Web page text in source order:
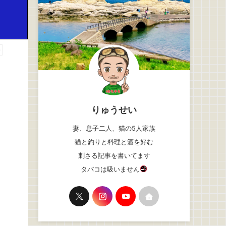
りゅうせい
妻、息子二人、猫の5人家族
猫と釣りと料理と酒を好む
刺さる記事を書いてます
タバコは吸いません